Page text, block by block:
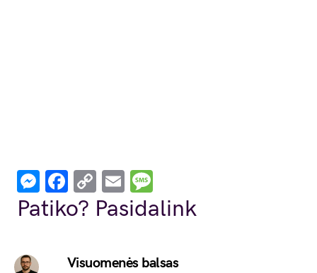
Messenger
Facebook
Copy
Link
Email
Patiko? Pasidalink
Visuomenės balsas